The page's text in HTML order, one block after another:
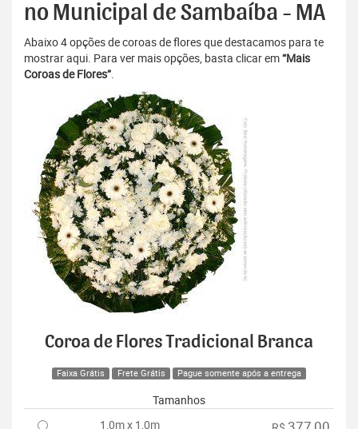
no Municipal de Sambaíba - MA
Abaixo 4 opções de coroas de flores que destacamos para te
mostrar aqui. Para ver mais opções, basta clicar em“Mais
Coroas de Flores”.
Coroa de Flores Tradicional Branca
Faixa Grátis Frete Grátis Pague somente após a entrega
Tamanhos
1,0m x 1,0m